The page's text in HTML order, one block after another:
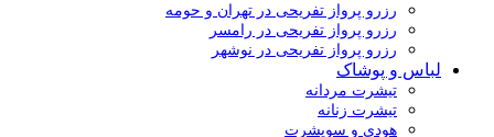
رزرو پرواز تفریحی در تهران و حومه
رزرو پرواز تفریحی در رامسر
رزرو پرواز تفریحی در نوشهر
لباس و پوشاک
تیشرت مردانه
تیشرت زنانه
هودی و سویشرت